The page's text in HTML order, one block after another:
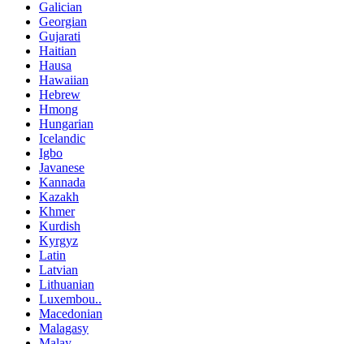
Galician
Georgian
Gujarati
Haitian
Hausa
Hawaiian
Hebrew
Hmong
Hungarian
Icelandic
Igbo
Javanese
Kannada
Kazakh
Khmer
Kurdish
Kyrgyz
Latin
Latvian
Lithuanian
Luxembou..
Macedonian
Malagasy